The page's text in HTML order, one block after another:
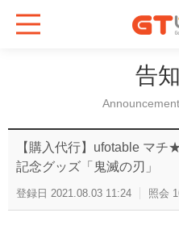
告
【購入代行】ufotable マ
記念グッズ「鬼滅の刃」
登録日 2021.08.03 11:24 照会